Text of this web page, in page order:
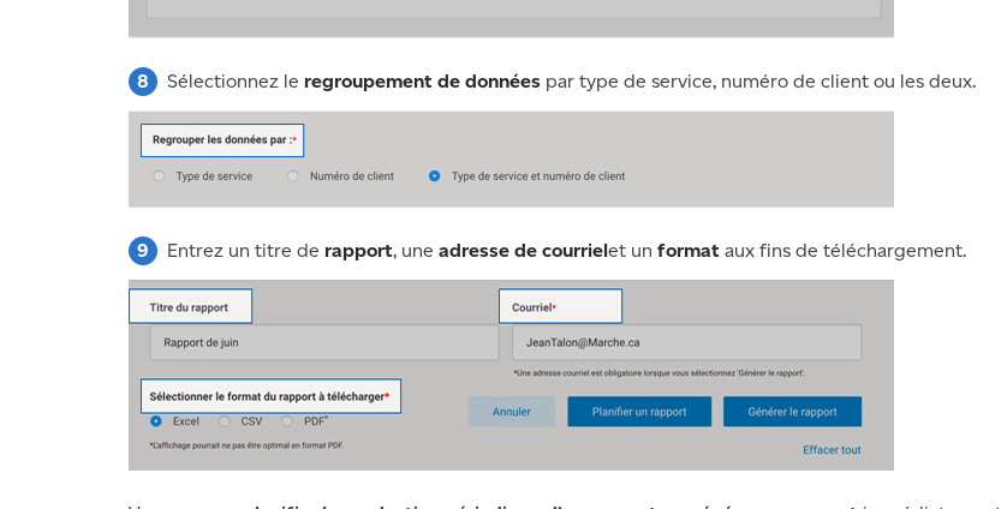
Sélectionnez le regroupement de données par type de service, numéro de client ou les deux.
Entrez un titre de rapport, une adresse de courrielet un formataux fins de téléchargement.